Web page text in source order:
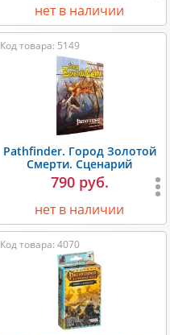
нет в наличии
Код товара: 5149
Pathfinder. Город Золотой
Смерти. Сценарий
790 руб.
нет в наличии
Код товара: 4070